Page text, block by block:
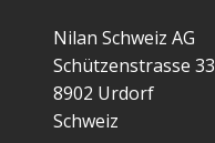
Nilan Schweiz AG
Schützenstrasse 33
8902 Urdorf
Schweiz